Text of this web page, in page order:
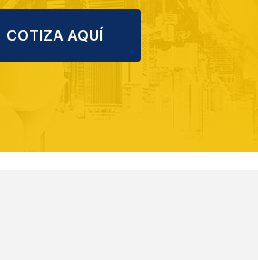
COTIZA AQUÍ